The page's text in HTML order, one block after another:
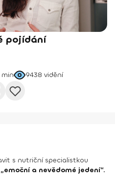
pojídání
min 9438 vidění
s nutriční specialistkou
„emoční a nevědomé jedení“.